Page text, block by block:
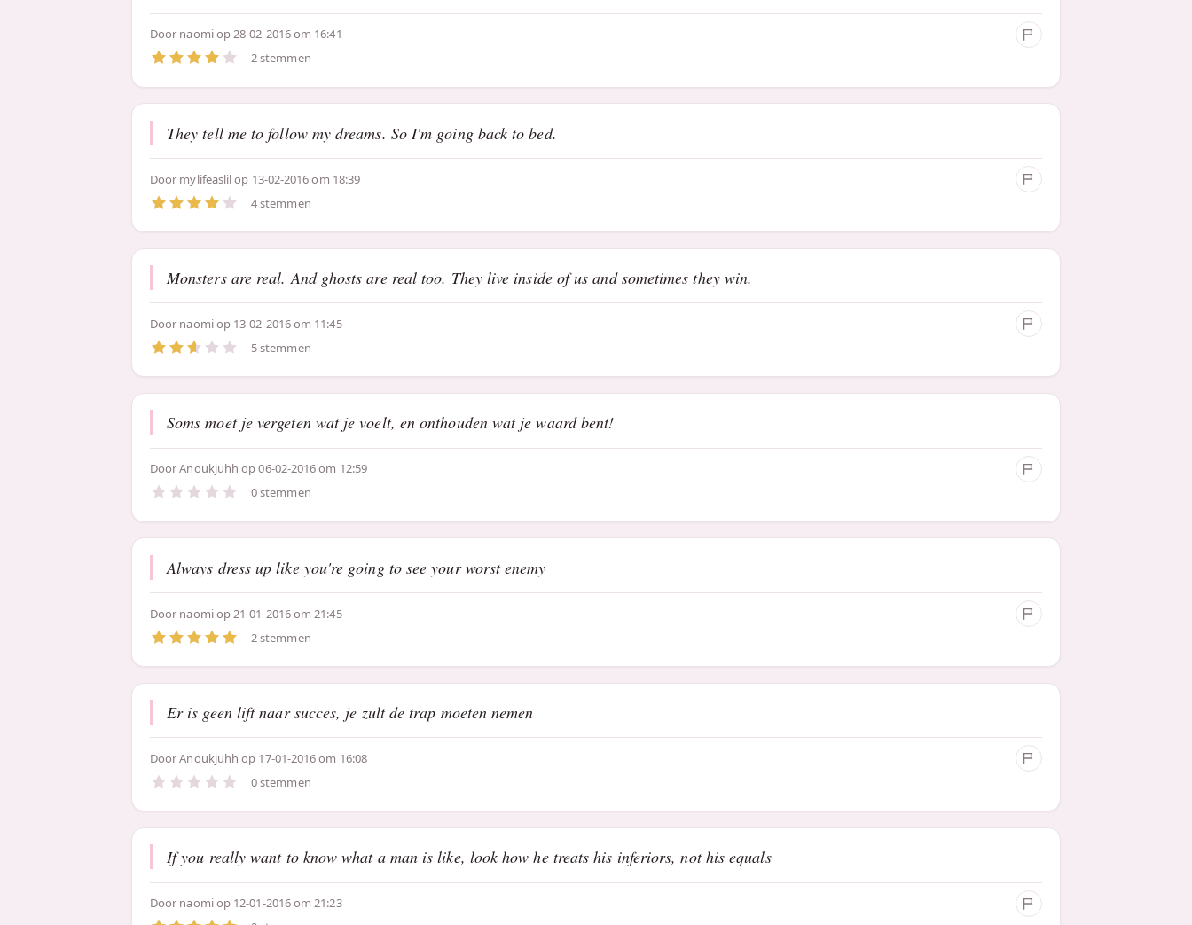
Door naomiop 28-02-2016 om 16:41
2 stemmen
They tell me to follow my dreams. So I'm going back to bed.
Door mylifeaslilop 13-02-2016 om 18:39
4 stemmen
Monsters are real. And ghosts are real too. They live inside of us and sometimes they win.
Door naomiop 13-02-2016 om 11:45
5 stemmen
Soms moet je vergeten wat je voelt, en onthouden wat je waard bent!
DoorAnoukjuhh op 06-02-2016 om 12:59
0 stemmen
Always dress up like you're going to see your worst enemy
Door naomiop 21-01-2016 om 21:45
2 stemmen
Er is geen lift naar succes, je zult de trap moeten nemen
DoorAnoukjuhh op 17-01-2016 om 16:08
0 stemmen
If you really want to know what a man is like, look how he treats his inferiors, not his equals
Door naomiop 12-01-2016 om 21:23